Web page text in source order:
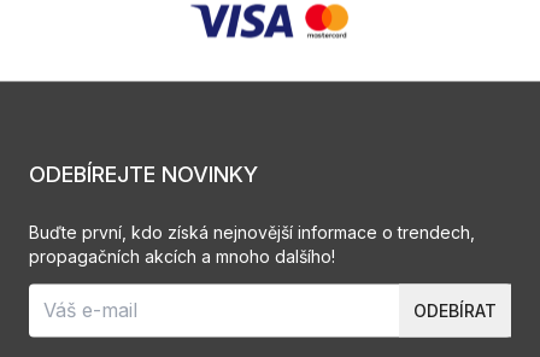
ODEBÍREJTE NOVINKY
Buďte první, kdo získá nejnovější informace o trendech,
propagačních akcích a mnoho dalšího!
ODEBÍRAT